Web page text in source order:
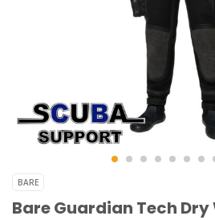
BARE
Bare Guardian Tech Dry